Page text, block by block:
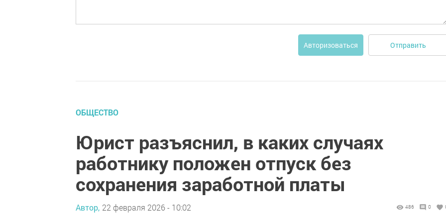
Авторизоваться Отправить
ОБЩЕСТВО
Юрист разъяснил, в каких случаях
работнику положен отпуск без
сохранения заработной платы
Автор, 22 февраля 2026 - 10:02 486 0